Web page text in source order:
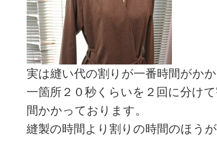
実は縫い代の割りが一番時間がか
一箇所２０秒くらいを２回に分け
間かかっております。
縫製の時間より割りの時間のほう